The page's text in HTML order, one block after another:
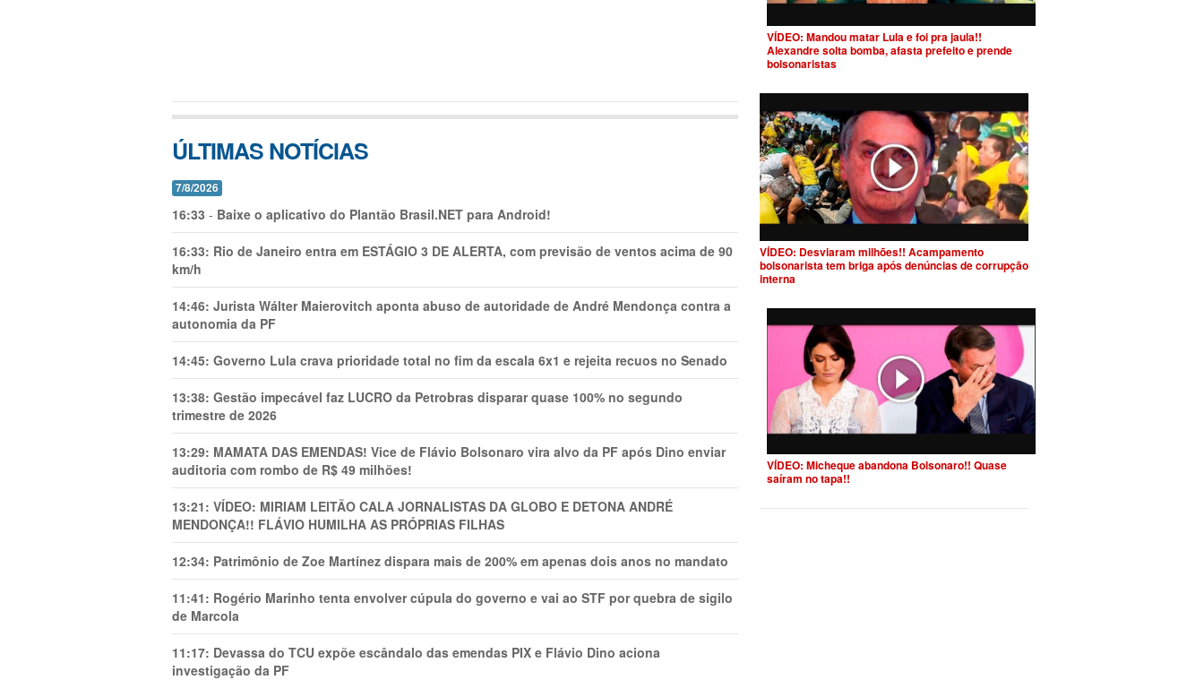
ÚLTIMAS NOTÍCIAS
7/8/2026
16:33 - Baixe o aplicativo do Plantão Brasil.NET para Android!
16:33: Rio de Janeiro entra em ESTÁGIO 3 DE ALERTA, com previsão de ventos acima de 90
km/h
14:46: Jurista Wálter Maierovitch aponta abuso de autoridade de André Mendonça contra a
autonomia da PF
14:45: Governo Lula crava prioridade total no fim da escala 6x1 e rejeita recuos no Senado
13:38: Gestão impecável faz LUCRO da Petrobras disparar quase 100% no segundo
trimestre de 2026
13:29: MAMATA DAS EMENDAS! Vice de Flávio Bolsonaro vira alvo da PF após Dino enviar
auditoria com rombo de R$ 49 milhões!
13:21: VÍDEO: MIRIAM LEITÃO CALA JORNALISTAS DA GLOBO E DETONA ANDRÉ
MENDONÇA!! FLÁVIO HUMILHA AS PRÓPRIAS FILHAS
12:34: Patrimônio de Zoe Martínez dispara mais de 200% em apenas dois anos no mandato
11:41: Rogério Marinho tenta envolver cúpula do governo e vai ao STF por quebra de sigilo
de Marcola
11:17: Devassa do TCU expõe escândalo das emendas PIX e Flávio Dino aciona
investigação da PF
VÍDEO: Mandou matar Lula e foi pra jaula!!
Alexandre solta bomba, afasta prefeito e prende
bolsonaristas
VÍDEO: Desviaram milhões!! Acampamento
bolsonarista tem briga após denúncias de corrupção
interna
VÍDEO: Micheque abandona Bolsonaro!! Quase
saíram no tapa!!